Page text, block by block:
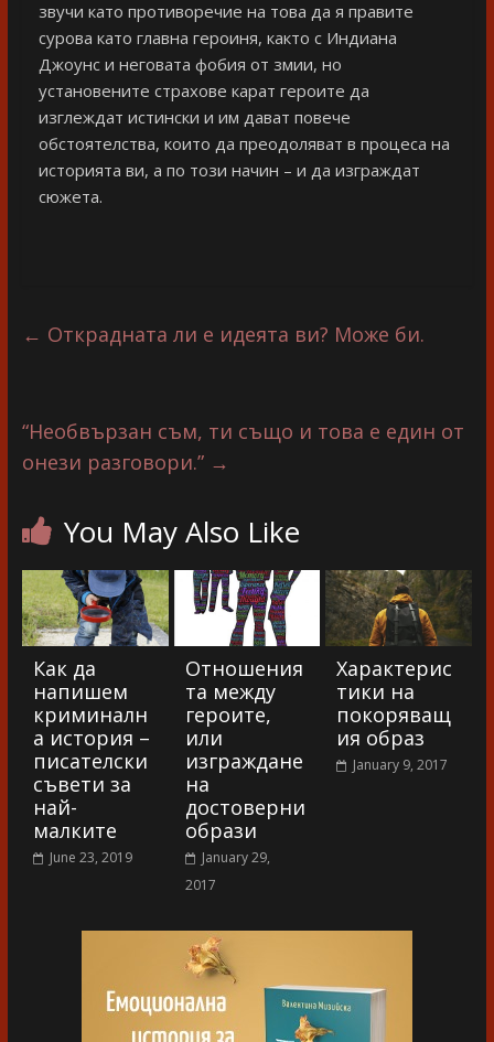
звучи като противоречие на това да я правите
сурова като главна героиня, както с Индиана
Джоунс и неговата фобия от змии, но
установените страхове карат героите да
изглеждат истински и им дават повече
обстоятелства, които да преодоляват в процеса на
историята ви, а по този начин – и да изграждат
сюжета.
← Открадната ли е идеята ви? Може би.
“Необвързан съм, ти също и това е един от
онези разговори.” →
You May Also Like
Как да
напишем
криминалн
а история –
писателски
съвети за
най-
малките
June 23, 2019
Отношения
та между
героите,
или
изграждане
на
достоверни
образи
January 29,
2017
Характерис
тики на
покоряващ
ия образ
January 9, 2017